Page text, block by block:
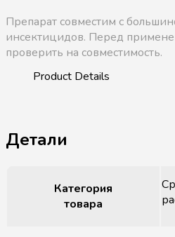
Препарат совместим с
инсектицидов. Перед
проверить на совместимость.
Детали
Категория
товара